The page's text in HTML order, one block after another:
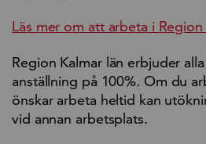
Läs mer om att arbeta i Region
Region Kalmar län erbjuder
anställning på 100%. Om du
önskar arbeta heltid kan
vid annan arbetsplats.